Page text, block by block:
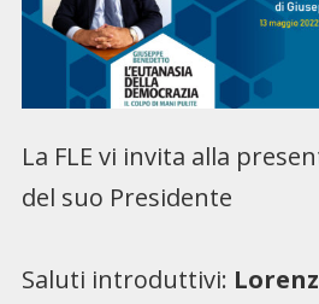
La FLE vi invita alla
del suo Presidente
Saluti introduttivi: